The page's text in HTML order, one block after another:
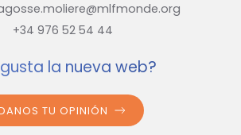
+34 976 52 54 44
la nueva web?
TU OPINIÓN